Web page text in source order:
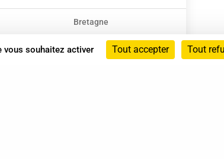
Bretagne
En cabinet
À domicile
vous souhaitez activer Tout accepter Tout